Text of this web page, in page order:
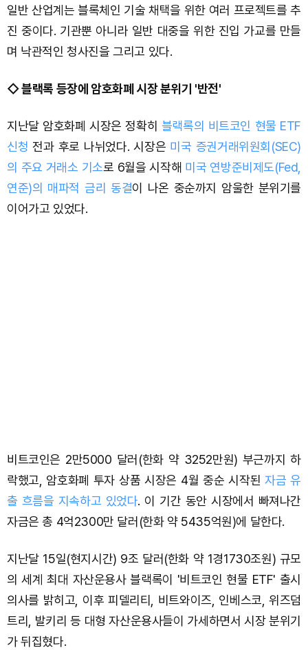
일반 산업계는 블록체인 기술 채택을 위한 여러 프로젝트를 추
진 중이다. 기관뿐 아니라 일반 대중을 위한 진입 가교를 만들
며 낙관적인 청사진을 그리고 있다.
◇ 블랙록 등장에 암호화폐 시장 분위기 '반전'
지난달 암호화폐 시장은 정확히 블랙록의 비트코인 현물 ETF
신청 전과 후로 나뉘었다. 시장은 미국 증권거래위원회(SEC)
의 주요 거래소 기소로 6월을 시작해 미국 연방준비제도(Fed,
연준)의 매파적 금리 동결이 나온 중순까지 암울한 분위기를
이어가고 있었다.
비트코인은 2만5000 달러(한화 약 3252만원) 부근까지 하
락했고, 암호화폐 투자 상품 시장은 4월 중순 시작된자금 유
출 흐름을 지속하고 있었다. 이 기간 동안 시장에서 빠져나간
자금은 총 4억2300만 달러(한화 약 5435억원)에 달한다.
지난달 15일(현지시간) 9조 달러(한화 약 1경1730조원) 규모
의 세계 최대 자산운용사 블랙록이 '비트코인 현물 ETF' 출시
의사를 밝히고, 이후 피델리티, 비트와이즈, 인베스코, 위즈덤
트리, 발키리 등 대형 자산운용사들이 가세하면서 시장 분위기
가 뒤집혔다.